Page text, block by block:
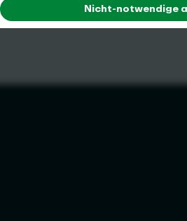
Nicht-notwendige
Adresse ist innerhalb von 24 Stunden